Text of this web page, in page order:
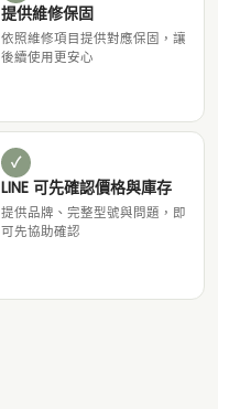
提供維修保固
依照維修項目提供對應保固，讓
後續使用更安心
✓
LINE 可先確認價格與庫存
提供品牌、完整型號與問題，即
可先協助確認